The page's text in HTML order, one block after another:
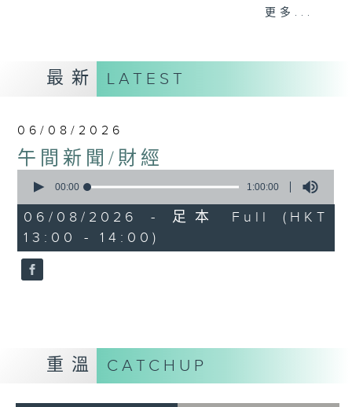
更多...
最新 LATEST
06/08/2026
午間新聞/財經
seconds
1
hour,
0
seconds
00:00 1:00:00
06/08/2026 - 足本 Full (HKT
13:00 - 14:00)
重溫 CATCHUP